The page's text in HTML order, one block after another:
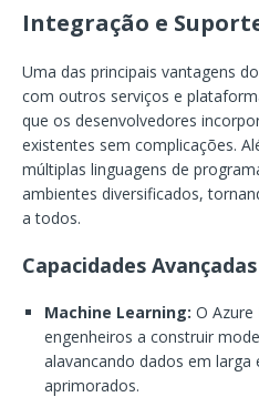
Integração e
Uma das principais vantagens
com outros serviços e
que os desenvolvedores
existentes sem complicações.
múltiplas linguagens de
ambientes diversificados,
a todos.
Capacidades Avançadas
Machine Learning: O Azure
engenheiros a construir
alavancando dados em larga
aprimorados.